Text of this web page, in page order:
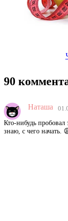
90
Наташа
Кто-нибудь пробовал
знаю, с чего начать.